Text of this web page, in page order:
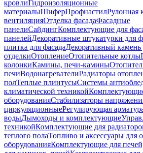
кровлиГидроизоляционные
материалыШиферПрофнастилРулонная
вентиляцияОтделка фасадаФасадные
панелиСайдингКомплектующие для
панелейДекоративные штукатурки для
плитка для фасадаДекоративный
отделкиОтоплениеОтопительные котлы
колонкиКамины, печи-камины
печиВодонагревателиРадиаторы
полТеплые плинтусыСистемы
климатической техникой
оборудованияСтабилизаторы
циркуляционныеРегулирующая
водыДымоходы и комплектующие
техникойКомплектующие для
теплого полаТопливо и аксессуары для
оборудованияКомплектующие для